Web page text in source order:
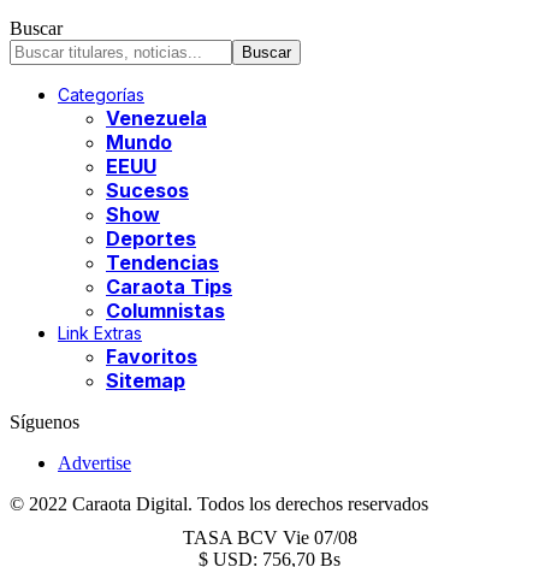
Buscar
Categorías
Venezuela
Mundo
EEUU
Sucesos
Show
Deportes
Tendencias
Caraota Tips
Columnistas
Link Extras
Favoritos
Sitemap
Síguenos
Advertise
© 2022 Caraota Digital. Todos los derechos reservados
TASA BCV Vie 07/08
$ USD: 756,70 Bs